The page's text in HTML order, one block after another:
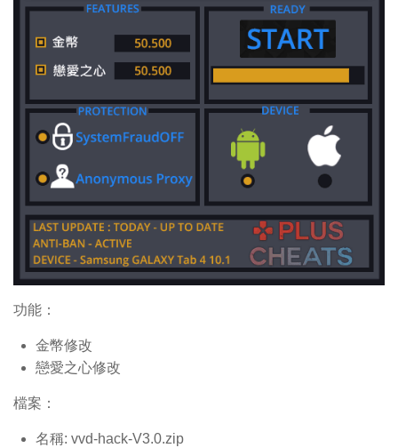
功能：
金幣修改
戀愛之心修改
檔案：
名稱: vvd-hack-V3.0.zip